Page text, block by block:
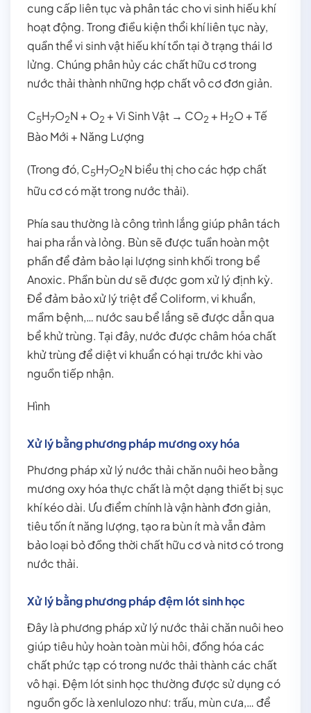
cung cấp liên tục và phân tác cho vi sinh hiếu khí
hoạt động. Trong điều kiện thổi khí liên tục này,
quần thể vi sinh vật hiếu khí tồn tại ở trạng thái lơ
lửng. Chúng phân hủy các chất hữu cơ trong
nước thải thành những hợp chất vô cơ đơn giản.
C5H7O2N + O2 + Vi Sinh Vật → CO2 + H2O + Tế
Bào Mới + Năng Lượng
(Trong đó, C5H7O2N biểu thị cho các hợp chất
hữu cơ có mặt trong nước thải).
Phía sau thường là công trình lắng giúp phân tách
hai pha rắn và lỏng. Bùn sẽ được tuần hoàn một
phần để đảm bảo lại lượng sinh khối trong bể
Anoxic. Phần bùn dư sẽ được gom xử lý định kỳ.
Để đảm bảo xử lý triệt để Coliform, vi khuẩn,
mầm bệnh,… nước sau bể lắng sẽ được dẫn qua
bể khử trùng. Tại đây, nước được châm hóa chất
khử trùng để diệt vi khuẩn có hại trước khi vào
nguồn tiếp nhận.
Hình
Xử lý bằng phương pháp mương oxy hóa
Phương pháp xử lý nước thải chăn nuôi heo bằng
mương oxy hóa thực chất là một dạng thiết bị sục
khí kéo dài. Ưu điểm chính là vận hành đơn giản,
tiêu tốn ít năng lượng, tạo ra bùn ít mà vẫn đảm
bảo loại bỏ đồng thời chất hữu cơ và nitơ có trong
nước thải.
Xử lý bằng phương pháp đệm lót sinh học
Đây là phương pháp xử lý nước thải chăn nuôi heo
giúp tiêu hủy hoàn toàn mùi hôi, đồng hóa các
chất phức tạp có trong nước thải thành các chất
vô hại. Đệm lót sinh học thường được sử dụng có
nguồn gốc là xenlulozo như: trấu, mùn cưa,… để